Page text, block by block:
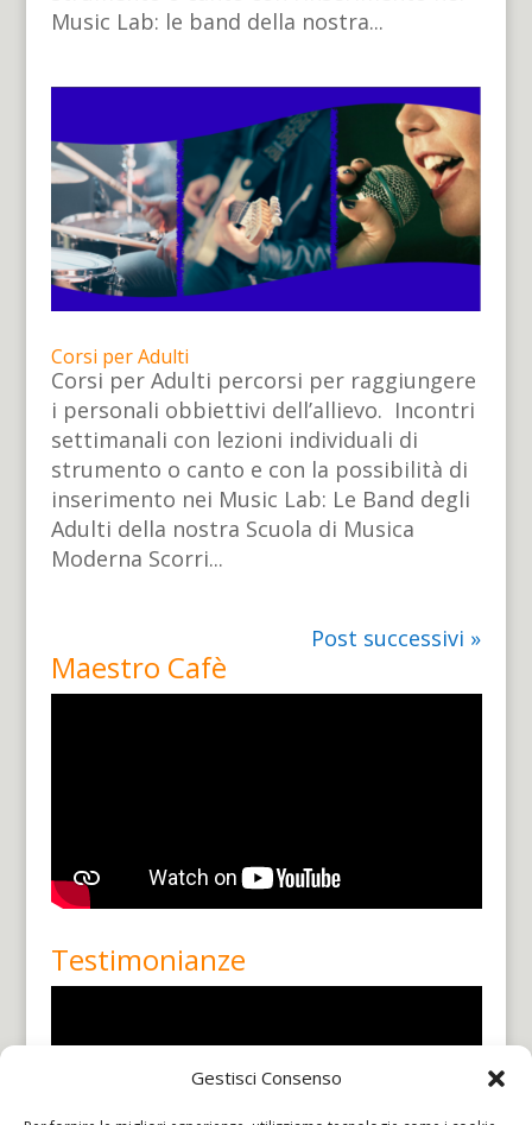
Gestisci Consenso
Music Lab: le band della nostra...
Corsi per Adulti
Corsi per Adulti percorsi per raggiungere
i personali obbiettivi dell’allievo. Incontri
settimanali con lezioni individuali di
strumento o canto e con la possibilità di
inserimento nei Music Lab: Le Band degli
Adulti della nostra Scuola di Musica
Moderna Scorri...
Post successivi »
Maestro Cafè
Testimonianze